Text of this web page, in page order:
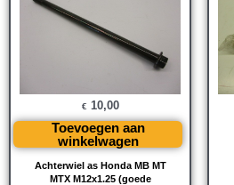
Achterwiel as Honda MB MT
MTX M12x1.25 (goede
€ 10,00
Toevoegen aan
winkelwagen